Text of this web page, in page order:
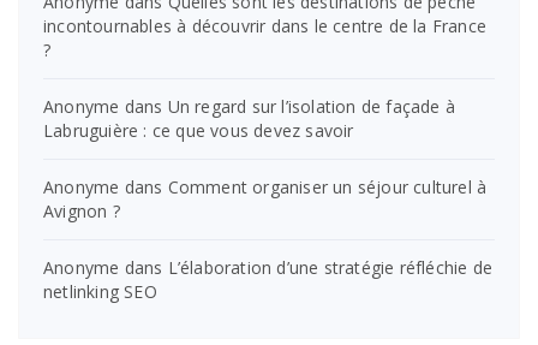
incontournables à découvrir dans le centre de la France
?
Anonyme dans Un regard sur l’isolation de façade à
Labruguière : ce que vous devez savoir
Anonyme dans Comment organiser un séjour culturel à
Avignon ?
Anonyme dans L’élaboration d’une stratégie réfléchie de
netlinking SEO